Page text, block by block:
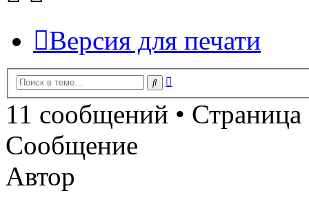
Версия для печати
Поиск
11 сообщений • Страница
Сообщение
Автор